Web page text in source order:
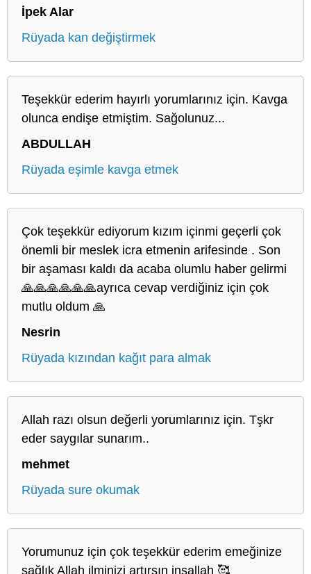
İpek Alar
Rüyada kan değiştirmek
Teşekkür ederim hayırlı yorumlarınız için. Kavga
olunca endişe etmiştim. Sağolunuz...
ABDULLAH
Rüyada eşimle kavga etmek
Çok teşekkür ediyorum kızım içinmi geçerli çok
önemli bir meslek icra etmenin arifesinde . Son
bir aşaması kaldı da acaba olumlu haber gelirmi
🙏🙏🙏🙏🙏🙏ayrıca cevap verdiğiniz için çok
mutlu oldum 🙏
Nesrin
Rüyada kızından kağıt para almak
Allah razı olsun değerli yorumlarınız için. Tşkr
eder saygılar sunarım..
mehmet
Rüyada sure okumak
Yorumunuz için çok teşekkür ederim emeğinize
sağlık Allah ilminizi artırsın inşallah 🥰